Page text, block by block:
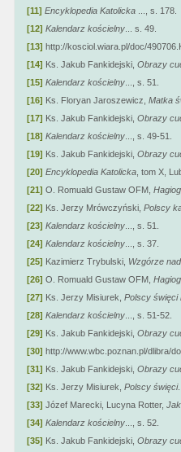
[11] Encyklopedia Katolicka ..., s. 178.
[12] Kalendarz kościelny ... s. 49.
[13] http://kosciol.wiara.pl/doc/
[14] Ks. Jakub Fankidejski, Obrazy
[15] Kalendarz kościelny ..., s. 51.
[16] Ks. Floryan Jaroszewicz, Matka
[17] Ks. Jakub Fankidejski, Obrazy
[18] Kalendarz kościelny ..., s. 49-51.
[19] Ks. Jakub Fankidejski, Obrazy
[20] Encyklopedia Katolicka , tom X,
[21] O. Romuald Gustaw OFM,
[22] Ks. Jerzy Mrówczyński, Polscy
[23] Kalendarz kościelny ..., s. 51.
[24] Kalendarz kościelny ..., s. 37.
[25] Kazimierz Trybulski, Wzgórze
[26] O. Romuald Gustaw OFM,
[27] Ks. Jerzy Misiurek, Polscy święci i
[28] Kalendarz kościelny ..., s. 51-52.
[29] Ks. Jakub Fankidejski, Obrazy
[30] http://www.wbc.poznan.pl/dlibra/
[31] Ks. Jakub Fankidejski, Obrazy
[32] Ks. Jerzy Misiurek, Polscy święci
[33] Józef Marecki, Lucyna Rotter,
[34] Kalendarz kościelny ..., s. 52.
[35] Ks. Jakub Fankidejski, Obrazy